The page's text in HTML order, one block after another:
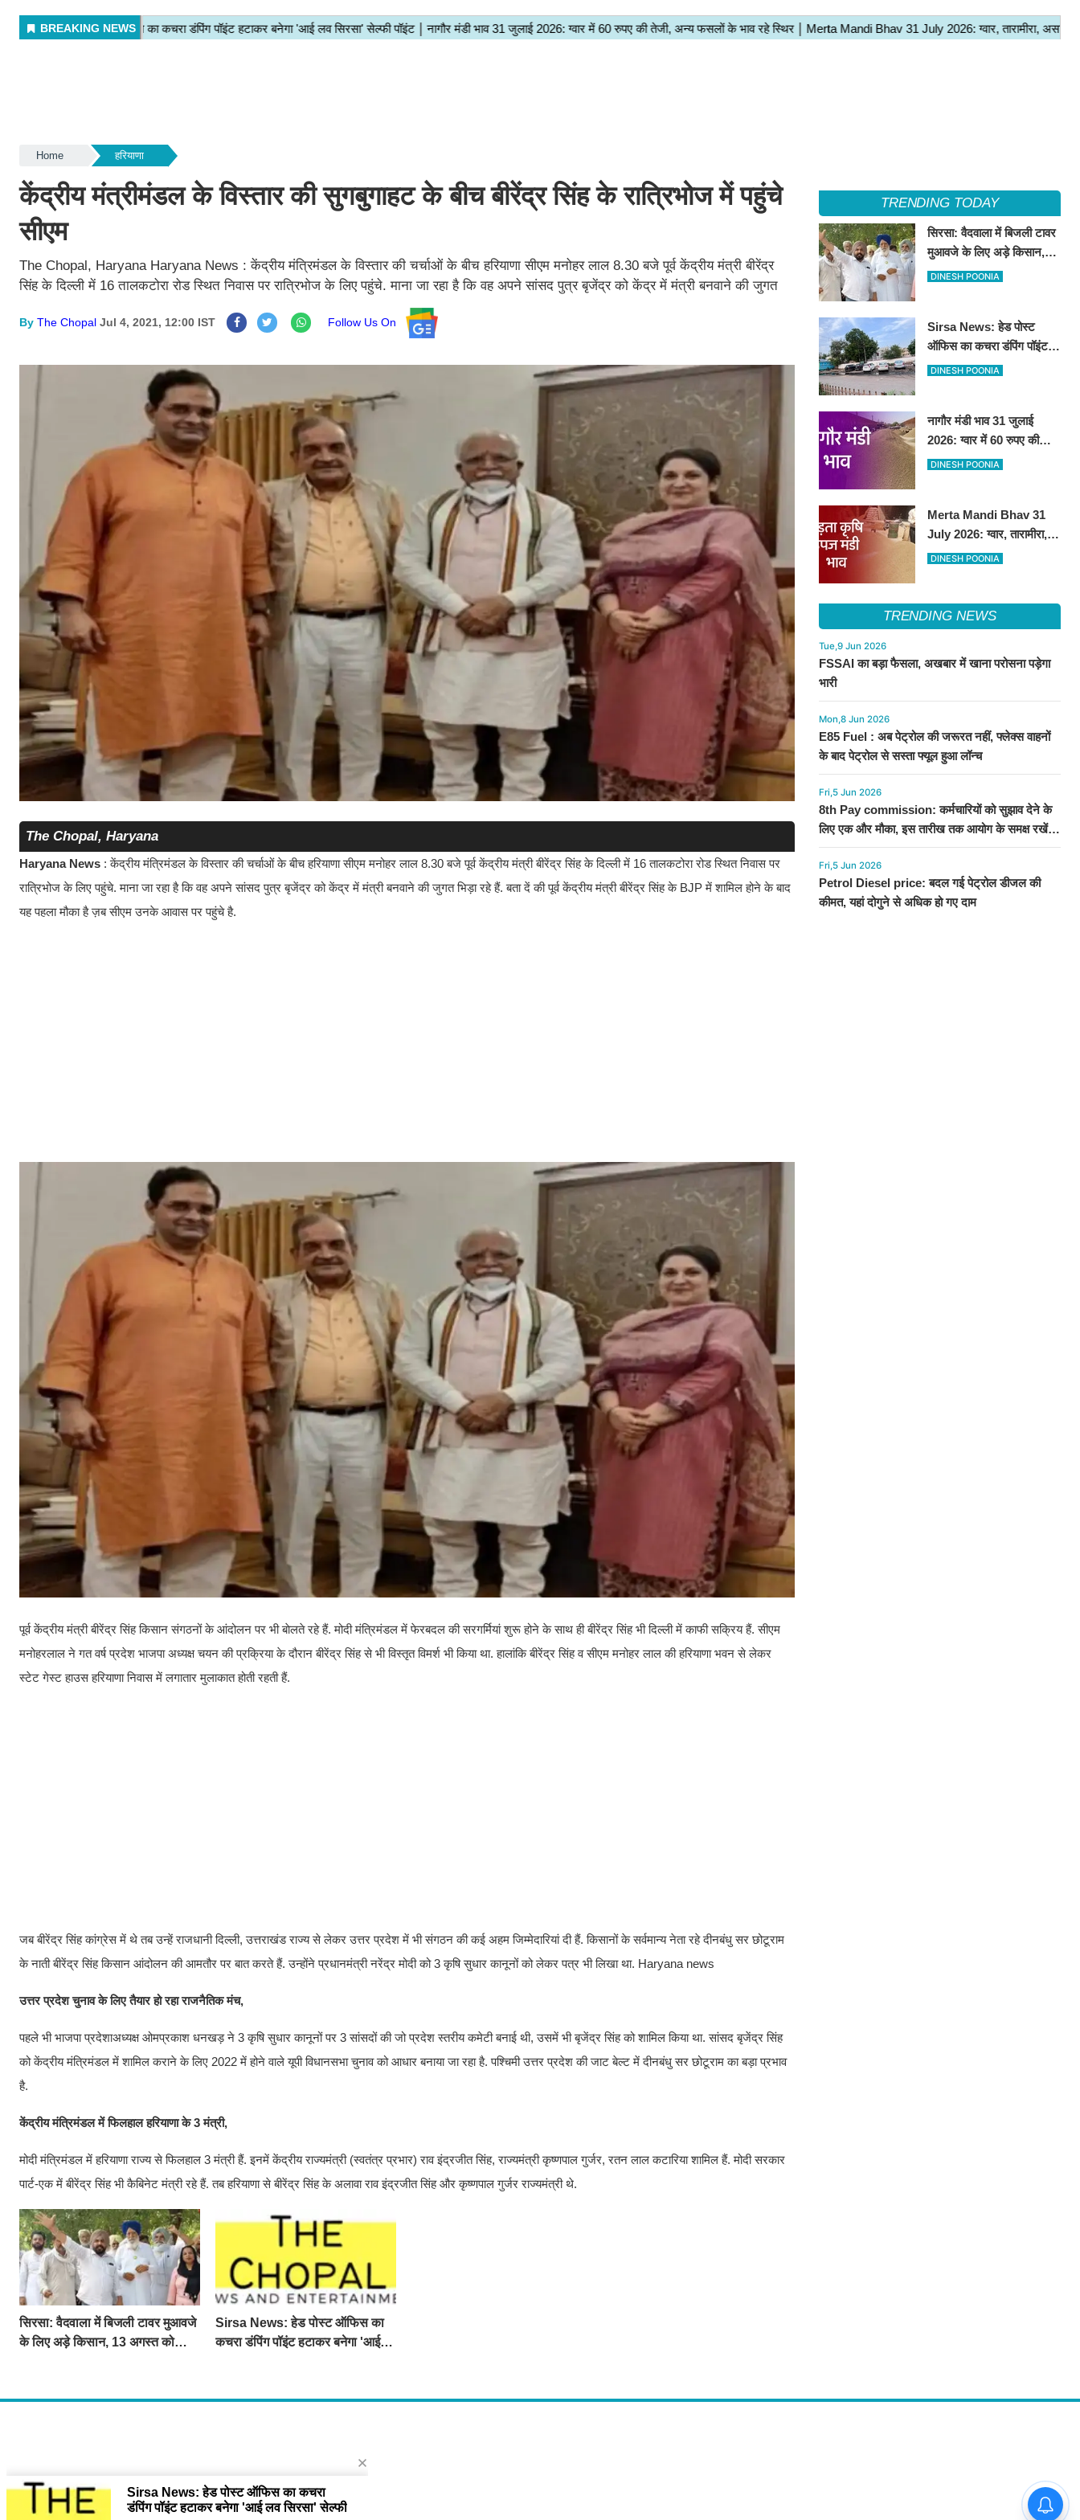
Home हरियाणा
केंद्रीय मंत्रीमंडल के विस्तार की सुगबुगाहट के बीच बीरेंद्र सिंह के रात्रिभोज में पहुंचे
सीएम
The Chopal, Haryana Haryana News : केंद्रीय मंत्रिमंडल के विस्तार की चर्चाओं के बीच हरियाणा सीएम मनोहर लाल 8.30 बजे पूर्व केंद्रीय मंत्री बीरेंद्र
सिंह के दिल्ली में 16 तालकटोरा रोड स्थित निवास पर रात्रिभोज के लिए पहुंचे. माना जा रहा है कि वह अपने सांसद पुत्र बृजेंद्र को केंद्र में मंत्री बनवाने की जुगत
By The Chopal Jul 4, 2021, 12:00 IST Follow Us On
The Chopal, Haryana
Haryana News : केंद्रीय मंत्रिमंडल के विस्तार की चर्चाओं के बीच हरियाणा सीएम मनोहर लाल 8.30 बजे पूर्व केंद्रीय मंत्री बीरेंद्र सिंह के दिल्ली में 16 तालकटोरा रोड स्थित निवास पर
रात्रिभोज के लिए पहुंचे. माना जा रहा है कि वह अपने सांसद पुत्र बृजेंद्र को केंद्र में मंत्री बनवाने की जुगत भिड़ा रहे हैं. बता दें की पूर्व केंद्रीय मंत्री बीरेंद्र सिंह के BJP में शामिल होने के बाद
यह पहला मौका है ज़ब सीएम उनके आवास पर पहुंचे है.
पूर्व केंद्रीय मंत्री बीरेंद्र सिंह किसान संगठनों के आंदोलन पर भी बाेलते रहे हैं. मोदी मंत्रिमंडल में फेरबदल की सरगर्मियां शुरू होने के साथ ही बीरेंद्र सिंह भी दिल्ली में काफी सक्रिय हैं. सीएम
मनोहरलाल ने गत वर्ष प्रदेश भाजपा अध्यक्ष चयन की प्रक्रिया के दौरान बीरेंद्र सिंह से भी विस्तृत विमर्श भी किया था. हालांकि बीरेंद्र सिंह व सीएम मनोहर लाल की हरियाणा भवन से लेकर
स्टेट गेस्ट हाउस हरियाणा निवास में लगातार मुलाकात होती रहती हैं.
जब बीरेंद्र सिंह कांग्रेस में थे तब उन्हें राजधानी दिल्ली, उत्तराखंड राज्य से लेकर उत्तर प्रदेश में भी संगठन की कई अहम जिम्मेदारियां दी हैं. किसानों के सर्वमान्य नेता रहे दीनबंधु सर छोटूराम
के नाती बीरेंद्र सिंह किसान आंदोलन की आमतौर पर बात करते हैं. उन्होंने प्रधानमंत्री नरेंद्र मोदी को 3 कृषि सुधार कानूनों को लेकर पत्र भी लिखा था. Haryana news
उत्तर प्रदेश चुनाव के लिए तैयार हो रहा राजनैतिक मंच,
पहले भी भाजपा प्रदेशाअध्यक्ष ओमप्रकाश धनखड़ ने 3 कृषि सुधार कानूनों पर 3 सांसदों की जो प्रदेश स्तरीय कमेटी बनाई थी, उसमें भी बृजेंद्र सिंह को शामिल किया था. सांसद बृजेंद्र सिंह
को केंद्रीय मंत्रिमंडल में शामिल कराने के लिए 2022 में होने वाले यूपी विधानसभा चुनाव को आधार बनाया जा रहा है. पश्चिमी उत्तर प्रदेश की जाट बेल्ट में दीनबंधु सर छोटूराम का बड़ा प्रभाव
है.
केंद्रीय मंत्रिमंडल में फिलहाल हरियाणा के 3 मंत्री,
मोदी मंत्रिमंडल में हरियाणा राज्य से फिलहाल 3 मंत्री हैं. इनमें केंद्रीय राज्यमंत्री (स्वतंत्र प्रभार) राव इंद्रजीत सिंह, राज्यमंत्री कृष्णपाल गुर्जर, रतन लाल कटारिया शामिल हैं. मोदी सरकार
पार्ट-एक में बीरेंद्र सिंह भी कैबिनेट मंत्री रहे हैं. तब हरियाणा से बीरेंद्र सिंह के अलावा राव इंद्रजीत सिंह और कृष्णपाल गुर्जर राज्यमंत्री थे.
सिरसा: वैदवाला में बिजली टावर मुआवजे
के लिए अड़े किसान, 13 अगस्त को
Sirsa News: हेड पोस्ट ऑफिस का
कचरा डंपिंग पॉइंट हटाकर बनेगा 'आई
TRENDING TODAY
सिरसा: वैदवाला में बिजली टावर
मुआवजे के लिए अड़े किसान,
13 अगस्त को महापंचायत का
DINESH POONIA
Sirsa News: हेड पोस्ट
ऑफिस का कचरा डंपिंग पॉइंट
हटाकर बनेगा 'आई लव सिरसा'
DINESH POONIA
नागौर मंडी भाव 31 जुलाई
2026: ग्वार में 60 रुपए की
तेजी, अन्य फसलों के भाव रहे
DINESH POONIA
Merta Mandi Bhav 31
July 2026: ग्वार, तारामीरा,
असालिया में तेजी, चना, सुवा,
DINESH POONIA
TRENDING NEWS
Tue,9 Jun 2026
FSSAI का बड़ा फैसला, अखबार में खाना परोसना पड़ेगा
भारी
Mon,8 Jun 2026
E85 Fuel : अब पेट्रोल की जरूरत नहीं, फ्लेक्स वाहनों
के बाद पेट्रोल से सस्ता फ्यूल हुआ लॉन्च
Fri,5 Jun 2026
8th Pay commission: कर्मचारियों को सुझाव देने के
लिए एक और मौका, इस तारीख तक आयोग के समक्ष रखें
अपनी बात
Fri,5 Jun 2026
Petrol Diesel price: बदल गई पेट्रोल डीजल की
कीमत, यहां दोगुने से अधिक हो गए दाम
दुनियाभर की दिलचस्प खबरें, जनता की राय, बड़े मुद्दों पर विश्लेषण.
Contact Us
The Chopal Address : Sirsa, Haryana ( 125055 ) If you want to any Agriculture News, mandi rates,